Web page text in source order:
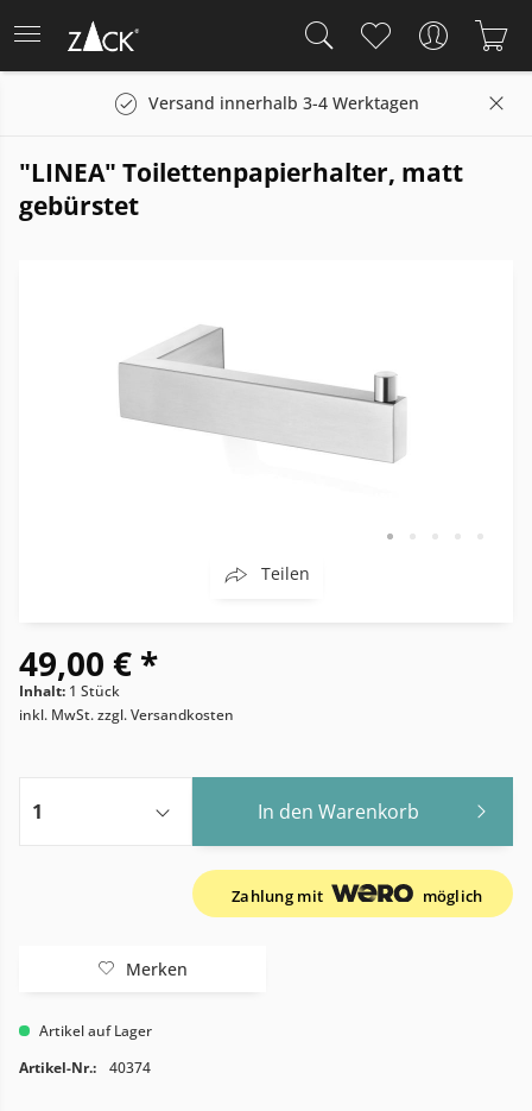
Versand innerhalb 3-4 Werktagen
"LINEA" Toilettenpapierhalter, matt
gebürstet
Teilen
49,00 € *
Inhalt: 1 Stück
inkl. MwSt.zzgl. Versandkosten
In den Warenkorb
Zahlung mit möglich
Merken
Artikel auf Lager
Artikel-Nr.:
40374